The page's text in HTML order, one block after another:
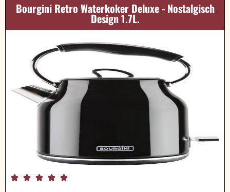
Bourgini Retro Waterkoker Deluxe - Nostalgisch
Design 1.7L.
    